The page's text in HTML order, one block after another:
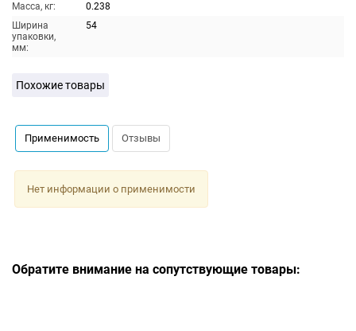
Масса, кг:
0.238
Ширина
упаковки,
мм:
54
Похожие товары
Применимость Отзывы
Нет информации о применимости
Обратите внимание на сопутствующие товары: